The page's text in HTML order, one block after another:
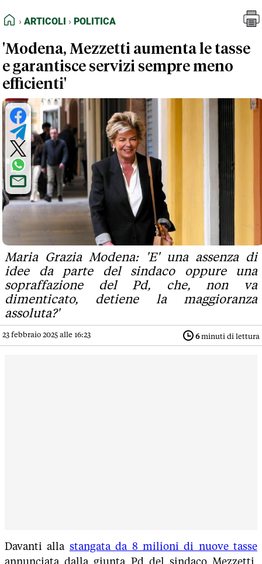
FEED RSS
NORMATIVE DEONTOLOGICHE
TERMINI e CONDIZIONI
HOME
ARTICOLI POLITICA
'Modena, Mezzetti aumenta le tasse
e garantisce servizi sempre meno
efficienti'
Maria Grazia Modena: 'E' una assenza di
idee da parte del sindaco oppure una
sopraffazione del Pd, che, non va
dimenticato, detiene la maggioranza
assoluta?'
23 febbraio 2025 alle 16:23 6minuti di lettura
Davanti alla stangata da 8 milioni di nuove tasse
annunciata dalla giunta Pd del sindaco Mezzetti,